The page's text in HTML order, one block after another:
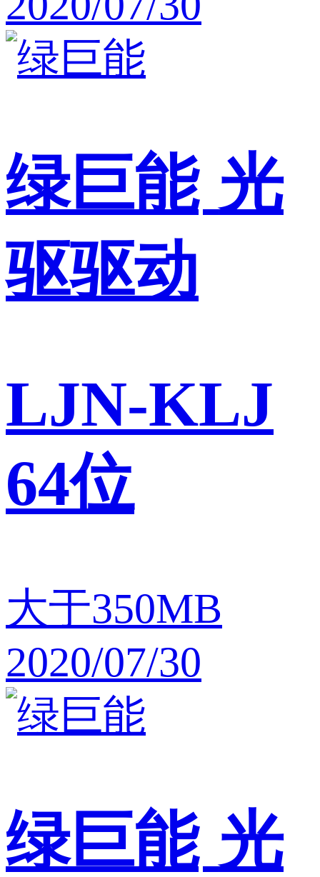
绿巨能 光
驱驱动
LJN-KLJ
64位
大于350MB
2020/07/30
绿巨能 光